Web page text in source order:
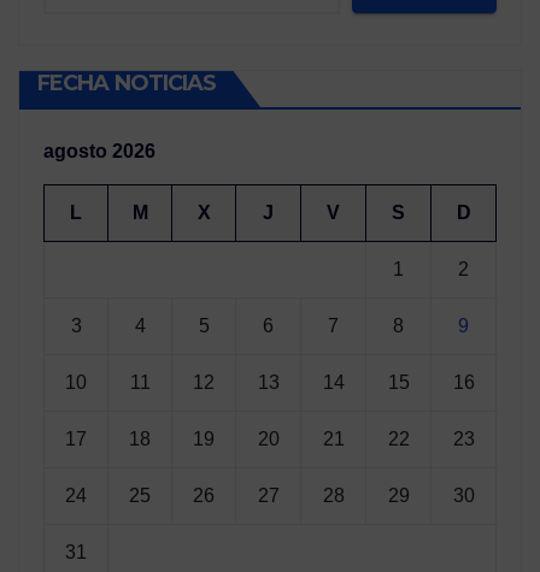
FECHA NOTICIAS
agosto 2026
L M X J V S D
1 2
3 4 5 6 7 8 9
10 11 12 13 14 15 16
17 18 19 20 21 22 23
24 25 26 27 28 29 30
31